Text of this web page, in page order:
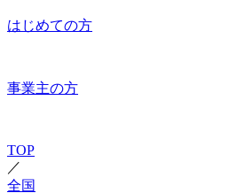
はじめての方
事業主の方
TOP
／
全国